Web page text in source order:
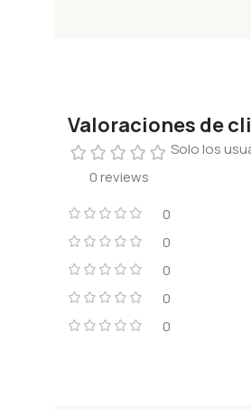
Valoraciones de
0 reviews
0
0
0
0
0
Solo los